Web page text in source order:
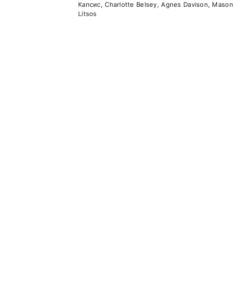
Капсис, Charlotte Belsey, Agnes Davison, Mason
Litsos